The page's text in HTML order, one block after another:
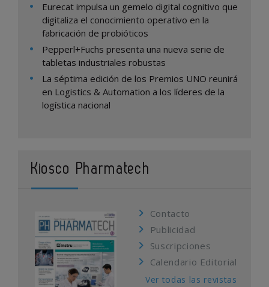
Eurecat impulsa un gemelo digital cognitivo que
digitaliza el conocimiento operativo en la
fabricación de probióticos
Pepperl+Fuchs presenta una nueva serie de
tabletas industriales robustas
La séptima edición de los Premios UNO reunirá
en Logistics & Automation a los líderes de la
logística nacional
Kiosco Pharmatech
Contacto
Publicidad
Suscripciones
Calendario Editorial
Ver todas las revistas